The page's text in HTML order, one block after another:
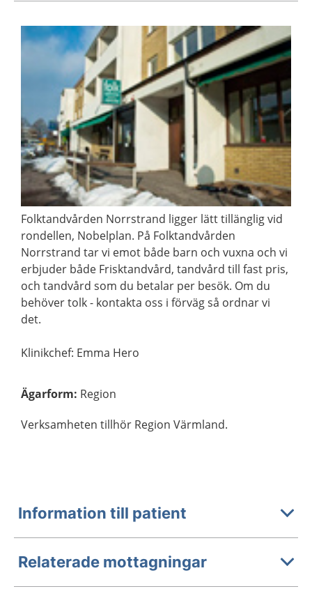
Folktandvården Norrstrand ligger lätt tillänglig vid
rondellen, Nobelplan. På Folktandvården
Norrstrand tar vi emot både barn och vuxna och vi
erbjuder både Frisktandvård, tandvård till fast pris,
och tandvård som du betalar per besök. Om du
behöver tolk - kontakta oss i förväg så ordnar vi
det.
Klinikchef: Emma Hero
Ägarform: Region
Verksamheten tillhör Region Värmland.
Information till patient
Relaterade mottagningar